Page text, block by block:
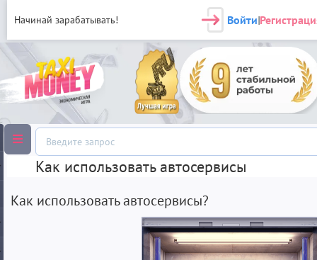
Начинай зарабатывать! Войти|
Как использовать автосервисы
Как использовать автосервисы?